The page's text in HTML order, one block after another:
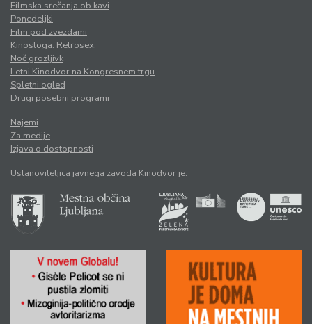
Filmska srečanja ob kavi
Ponedeljki
Film pod zvezdami
Kinosloga. Retrosex.
Noč grozljivk
Letni Kinodvor na Kongresnem trgu
Spletni ogled
Drugi posebni programi
Najemi
Za medije
Izjava o dostopnosti
Ustanoviteljica javnega zavoda Kinodvor je: